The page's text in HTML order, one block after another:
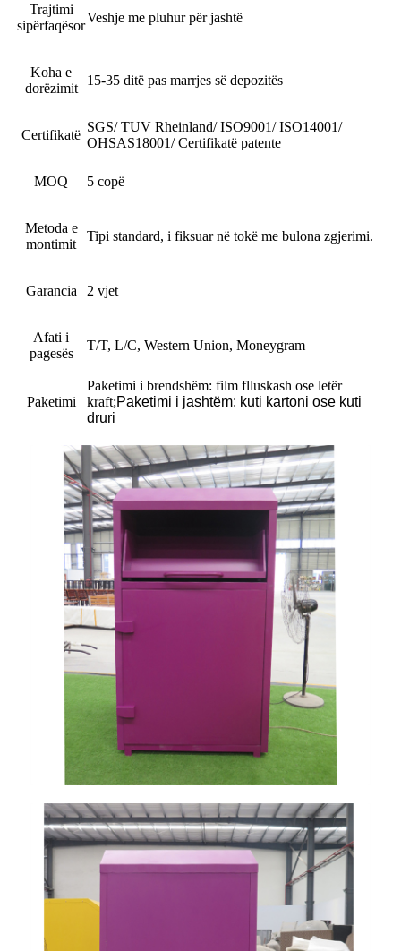
Trajtimi
sipërfaqësor
Veshje me pluhur për jashtë
Koha e
dorëzimit
15-35 ditë pas marrjes së depozitës
Certifikatë
SGS/ TUV Rheinland/ ISO9001/ ISO14001/
OHSAS18001/ Certifikatë patente
MOQ 5 copë
Metoda e
montimit
Tipi standard, i fiksuar në tokë me bulona zgjerimi.
Garancia 2 vjet
Afati i
pagesës
T/T, L/C, Western Union, Moneygram
Paketimi
Paketimi i brendshëm: film flluskash ose letër
kraft;Paketimi i jashtëm: kuti kartoni ose kuti
druri